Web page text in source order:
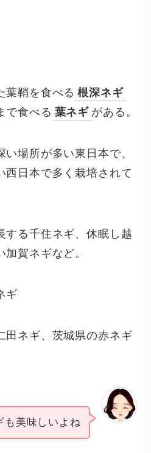
葉鞘を食べる 根深ネギ
で食べる 葉ネギ がある。
場所が多い東日本で、
西日本で多く栽培されて
する千住ネギ、休眠し越
賀ネギなど。
ギ
田ネギ、茨城県の赤ネギ
も美味しいよね